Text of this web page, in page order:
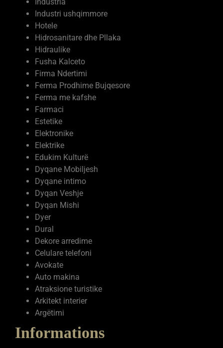
Klinike dentare
Industria
Industri ushqimmore
Hotele
Hidrosanitare dhe Pllaka
Hidraulike
Fusha Kalceto
Firma Ndertimi
Ferma Prodhime Bujqesore
Ferma me kafshe
Farmaci
Estetike
Elektronike
Elektrike
Edukim Kulturë
Dyqane Mobiljesh
Dyqane intimo
Dyqan Veshje
Dyqan Mishi
Dyer
Dural
Dekore arredime
Celulare telefoni
Avokate
Auto makina
Atraksione turistike
Arkitekt interier
Argëtimi